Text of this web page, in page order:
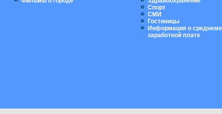
Спорт
СМИ
Гостиницы
Информация о
заработной плате